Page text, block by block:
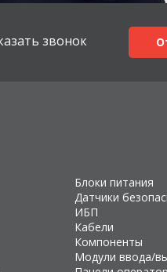
звонок
Блоки питания
Датчики
ИБП
Кабели
Компоненты
Модули ввода/